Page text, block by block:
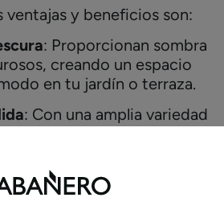
ventajas y beneficios son:
: Proporcionan sombra
creando un espacio
en tu jardín o terraza.
: Con una amplia variedad
necesidades.